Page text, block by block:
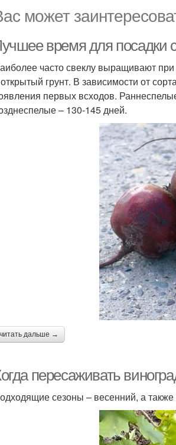
может
время для посадки
часто свеклу выращивают
грунт. В зависимости от
первых всходов.
– 130-145 дней.
читать дальше →
пересаживать
сезоны – весенний, а